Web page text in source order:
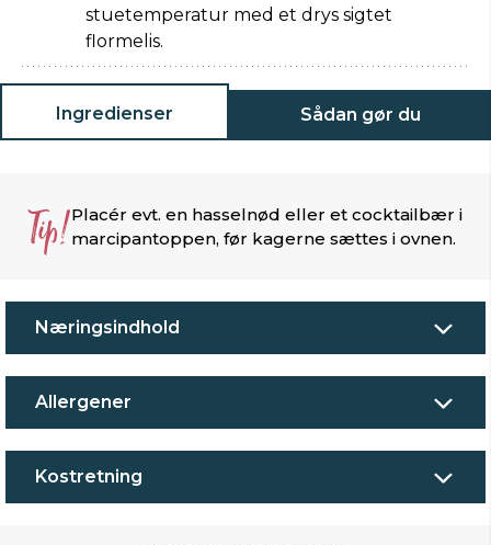
stuetemperatur med et drys sigtet
flormelis.
Ingredienser Sådan gør du
Tip!Placér evt. en hasselnød eller et cocktailbær i
marcipantoppen, før kagerne sættes i ovnen.
Næringsindhold
Allergener
Kostretning